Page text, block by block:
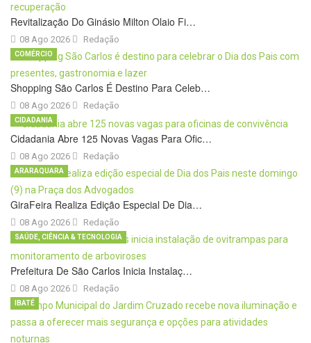
Revitalização Do Ginásio Milton Olaio Fi…
08 Ago 2026 Redação
Shopping São Carlos É Destino Para Celeb…
08 Ago 2026
COMÉRCIO
Redação
Cidadania Abre 125 Novas Vagas Para Ofic…
08 Ago 2026
CIDADANIA
Redação
GiraFeira Realiza Edição Especial De Dia…
08 Ago 2026
ARARAQUARA
Redação
Prefeitura De São Carlos Inicia Instalaç…
08 Ago 2026
SAÚDE, CIÊNCIA & TECNOLOGIA
Redação
IBATÉ